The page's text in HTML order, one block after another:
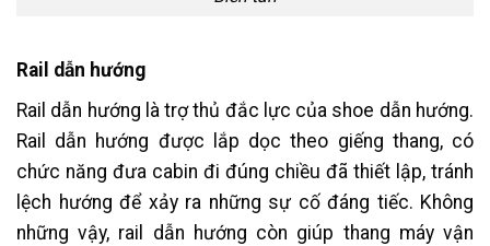
Rail dẫn hướng
Rail dẫn hướng là trợ thủ đắc lực của shoe dẫn hướng.
Rail dẫn hướng được lắp dọc theo giếng thang, có
chức năng đưa cabin đi đúng chiều đã thiết lập, tránh
lệch hướng để xảy ra những sự cố đáng tiếc. Không
những vậy, rail dẫn hướng còn giúp thang máy vận